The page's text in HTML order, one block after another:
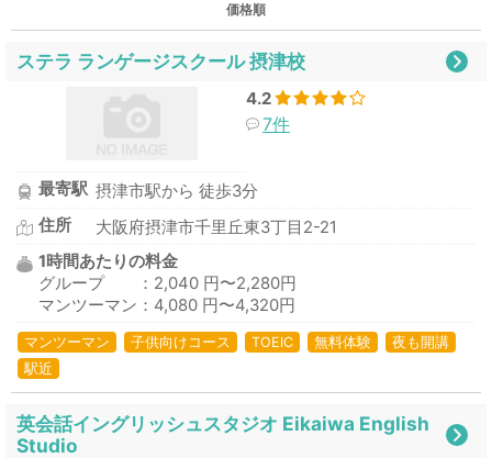
価格順
ステラ ランゲージスクール 摂津校
4.2
7件
最寄駅 摂津市駅から 徒歩3分
住所
大阪府摂津市千里丘東3丁目2-21
1時間あたりの料金
グループ ：2,040 円〜2,280円
マンツーマン：4,080 円〜4,320円
マンツーマン 子供向けコース TOEIC 無料体験
夜も開講
駅近
英会話イングリッシュスタジオ Eikaiwa English
Studio